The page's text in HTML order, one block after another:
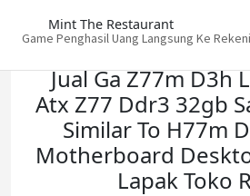
Mint The Restaurant
Game Penghasil Uang Langsung Ke
Jual Ga Z77m D3h
Atx Z77 Ddr3 32gb
Similar To H77m
Motherboard
Lapak Toko